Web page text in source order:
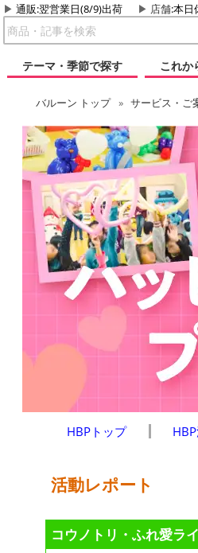
通販:翌営業日(8/9)出荷 店舗:本日
テーマ・季節で探す
これか
バルーン トップ サービス・ご
HBPトップ
活動レポート
コウノトリ・ふれ愛ラ